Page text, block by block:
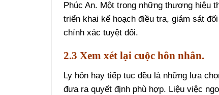
Phúc An. Một trong những thương hiệu
triển khai kế hoạch điều tra, giám sát
chính xác tuyệt đối.
2.3 Xem xét lại cuộc hôn nhân.
Ly hôn hay tiếp tục đều là những lựa
đưa ra quyết định phù hợp. Liệu việc